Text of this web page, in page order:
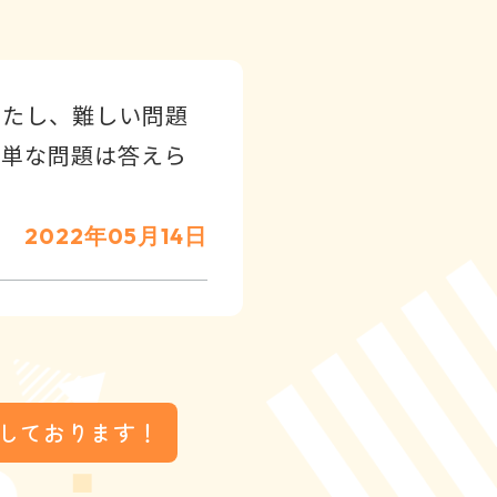
し、難しい問題
な問題は答えら
2022年05月14日
ております！